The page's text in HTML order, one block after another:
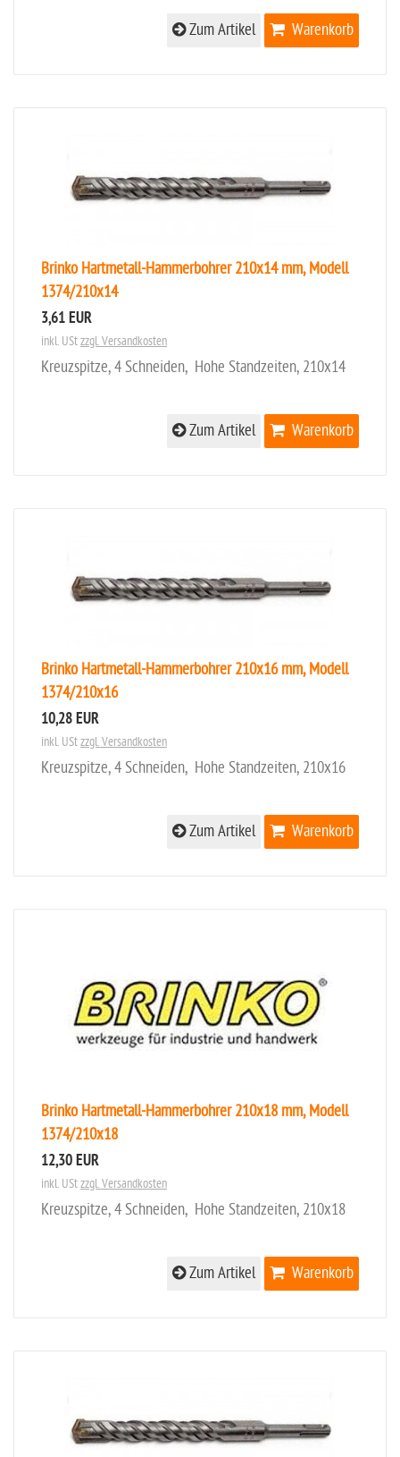
Warenkorb
Zum Artikel
Brinko Hartmetall-Hammerbohrer 210x14 mm, Modell
1374/210x14
3,61 EUR
inkl. UStzzgl. Versandkosten
Kreuzspitze, 4 Schneiden, Hohe Standzeiten, 210x14
Warenkorb
Zum Artikel
Brinko Hartmetall-Hammerbohrer 210x16 mm, Modell
1374/210x16
10,28 EUR
inkl. UStzzgl. Versandkosten
Kreuzspitze, 4 Schneiden, Hohe Standzeiten, 210x16
Warenkorb
Zum Artikel
Brinko Hartmetall-Hammerbohrer 210x18 mm, Modell
1374/210x18
12,30 EUR
inkl. UStzzgl. Versandkosten
Kreuzspitze, 4 Schneiden, Hohe Standzeiten, 210x18
Warenkorb
Zum Artikel